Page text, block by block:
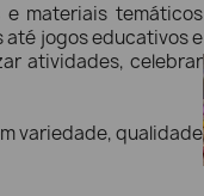
materiais temáticos
até jogos educativos e
atividades, celebrar
variedade, qualidade